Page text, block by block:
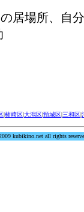
居場所、自
|柿崎区|大潟区|頸城区|三和区|
kubikino.net all rights